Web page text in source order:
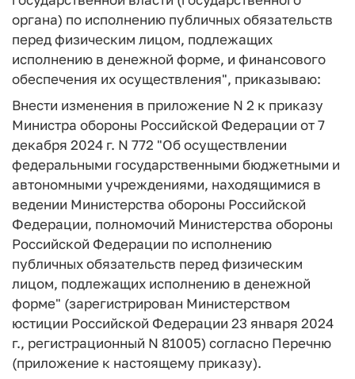
органа) по исполнению публичных обязательств
перед физическим лицом, подлежащих
исполнению в денежной форме, и финансового
обеспечения их осуществления", приказываю:
Внести изменения в приложение N 2 к приказу
Министра обороны Российской Федерации от 7
декабря 2024 г. N 772 "Об осуществлении
федеральными государственными бюджетными и
автономными учреждениями, находящимися в
ведении Министерства обороны Российской
Федерации, полномочий Министерства обороны
Российской Федерации по исполнению
публичных обязательств перед физическим
лицом, подлежащих исполнению в денежной
форме" (зарегистрирован Министерством
юстиции Российской Федерации 23 января 2024
г., регистрационный N 81005) согласно Перечню
(приложение к настоящему приказу).